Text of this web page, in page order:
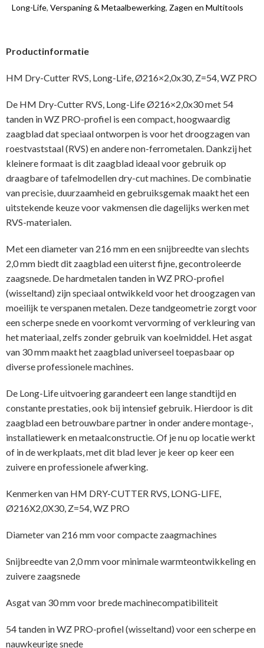
Long-Life, Verspaning & Metaalbewerking, Zagen en Multitools
Productinformatie
HM Dry-Cutter RVS, Long-Life, Ø216×2,0x30, Z=54, WZ PRO
De HM Dry-Cutter RVS, Long-Life Ø216×2,0x30 met 54
tanden in WZ PRO-profiel is een compact, hoogwaardig
zaagblad dat speciaal ontworpen is voor het droogzagen van
roestvaststaal (RVS) en andere non-ferrometalen. Dankzij het
kleinere formaat is dit zaagblad ideaal voor gebruik op
draagbare of tafelmodellen dry-cut machines. De combinatie
van precisie, duurzaamheid en gebruiksgemak maakt het een
uitstekende keuze voor vakmensen die dagelijks werken met
RVS-materialen.
Met een diameter van 216 mm en een snijbreedte van slechts
2,0 mm biedt dit zaagblad een uiterst fijne, gecontroleerde
zaagsnede. De hardmetalen tanden in WZ PRO-profiel
(wisseltand) zijn speciaal ontwikkeld voor het droogzagen van
moeilijk te verspanen metalen. Deze tandgeometrie zorgt voor
een scherpe snede en voorkomt vervorming of verkleuring van
het materiaal, zelfs zonder gebruik van koelmiddel. Het asgat
van 30 mm maakt het zaagblad universeel toepasbaar op
diverse professionele machines.
De Long-Life uitvoering garandeert een lange standtijd en
constante prestaties, ook bij intensief gebruik. Hierdoor is dit
zaagblad een betrouwbare partner in onder andere montage-,
installatiewerk en metaalconstructie. Of je nu op locatie werkt
of in de werkplaats, met dit blad lever je keer op keer een
zuivere en professionele afwerking.
Kenmerken van HM DRY-CUTTER RVS, LONG-LIFE,
Ø216X2,0X30, Z=54, WZ PRO
Diameter van 216 mm voor compacte zaagmachines
Snijbreedte van 2,0 mm voor minimale warmteontwikkeling en
zuivere zaagsnede
Asgat van 30 mm voor brede machinecompatibiliteit
54 tanden in WZ PRO-profiel (wisseltand) voor een scherpe en
nauwkeurige snede